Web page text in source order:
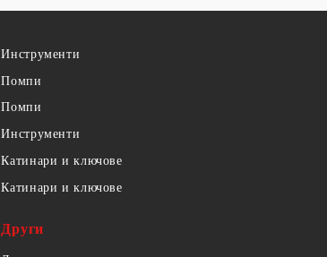
Инструменти
Помпи
Помпи
Инструменти
Катинари и ключове
Катинари и ключове
Други